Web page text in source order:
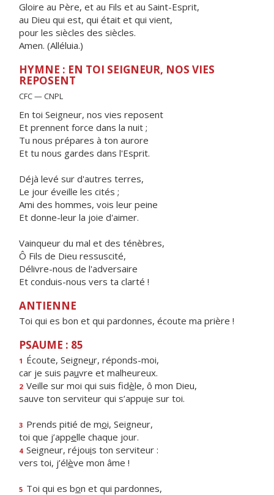
Gloire au Père, et au Fils et au Saint-Esprit,
au Dieu qui est, qui était et qui vient,
pour les siècles des siècles.
Amen. (Alléluia.)
HYMNE : EN TOI SEIGNEUR, NOS VIES
REPOSENT
CFC — CNPL
En toi Seigneur, nos vies reposent
Et prennent force dans la nuit ;
Tu nous prépares à ton aurore
Et tu nous gardes dans l'Esprit.
Déjà levé sur d'autres terres,
Le jour éveille les cités ;
Ami des hommes, vois leur peine
Et donne-leur la joie d'aimer.
Vainqueur du mal et des ténèbres,
Ô Fils de Dieu ressuscité,
Délivre-nous de l'adversaire
Et conduis-nous vers ta clarté !
ANTIENNE
Toi qui es bon et qui pardonnes, écoute ma prière !
PSAUME : 85
1 Écoute, Seigneur, réponds-moi,
car je suis pauvre et malheureux.
2 Veille sur moi qui suis fidèle, ô mon Dieu,
sauve ton serviteur qui s’appuie sur toi.
3 Prends pitié de moi, Seigneur,
toi que j’appelle chaque jour.
4 Seigneur, réjouis ton serviteur :
vers toi, j’élève mon âme !
5 Toi qui es bon et qui pardonnes,